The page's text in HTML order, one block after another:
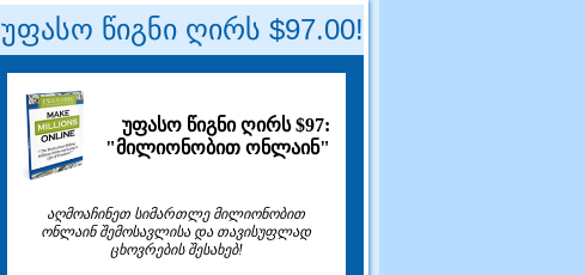
უფასო წიგნი ღირს $97.00!
უფასო წიგნი ღირს $97:
"მილიონობით ონლაინ"
აღმოაჩინეთ სიმართლე მილიონობით
ონლაინ შემოსავლისა და თავისუფლად
ცხოვრების შესახებ!